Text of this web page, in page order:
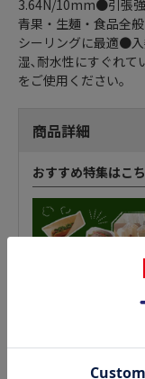
3.64N/10mm●引張
青果・生麺・食品全
シーリングに最適●
湿､耐水性にすぐれ
をご使用ください｡
商品詳細
おすすめ特集はこ